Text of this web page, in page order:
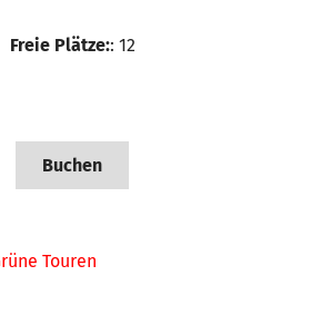
Freie Plätze:: 12
Buchen